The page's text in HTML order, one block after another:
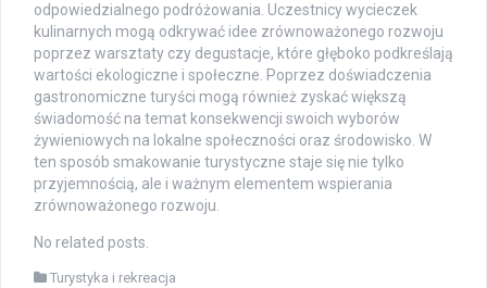
odpowiedzialnego podróżowania. Uczestnicy wycieczek
kulinarnych mogą odkrywać idee zrównoważonego rozwoju
poprzez warsztaty czy degustacje, które głęboko podkreślają
wartości ekologiczne i społeczne. Poprzez doświadczenia
gastronomiczne turyści mogą również zyskać większą
świadomość na temat konsekwencji swoich wyborów
żywieniowych na lokalne społeczności oraz środowisko. W
ten sposób smakowanie turystyczne staje się nie tylko
przyjemnością, ale i ważnym elementem wspierania
zrównoważonego rozwoju.
No related posts.
Turystyka i rekreacja